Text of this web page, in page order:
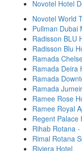
Novotel Hotel
Novotel World
Pullman Dubai
Radisson BLU
Radisson Blu
Ramada
Ramada Deira
Ramada
Ramada
Ramee Rose
Ramee Royal
Regent Palace
Rihab Rotana
Rimal Rotana
Riviera Hotel